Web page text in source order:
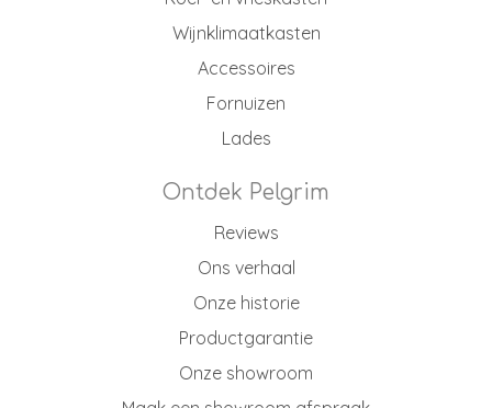
Wijnklimaatkasten
Accessoires
Fornuizen
Lades
Ontdek Pelgrim
Reviews
Ons verhaal
Onze historie
Productgarantie
Onze showroom